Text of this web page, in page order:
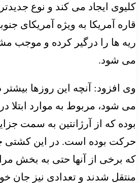
کلیوی ایجاد می کند و نوع
قاره آمریکا به ویژه آمریکای
ریه ها را درگیر کرده و موجب
می شود.
وی افزود: آنچه این روزها
می شود، مربوط به موارد ابتلا
بوده که از آرژانتین به سمت
حرکت بوده است. در این کشتی
که برخی از آنها حتی به بخش
منتقل شدند و تعدادی نیز جان